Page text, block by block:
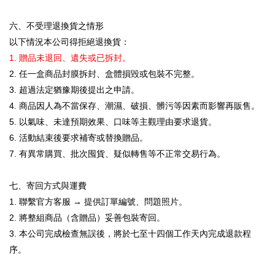
六、不受理退換貨之情形
以下情況本公司得拒絕退換貨：
1. 贈品未退回、遺失或已拆封。
2. 任一盒商品封膜拆封、盒體損毀或包裝不完整。
3. 超過法定猶豫期後提出之申請。
4. 商品因人為不當保存、潮濕、破損、髒污等因素而影響再販售。
5. 以氣味、未達預期效果、口味等主觀理由要求退貨。
6. 活動結束後要求補寄或替換贈品。
7. 有異常購買、批次囤貨、疑似轉售等不正常交易行為。
七、寄回方式與運費
1. 聯繫官方客服 → 提供訂單編號、問題照片。
2. 將整組商品（含贈品）妥善包裝寄回。
3. 本公司完成檢查無誤後，將於七至十四個工作天內完成退款程
序。